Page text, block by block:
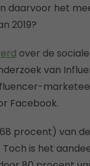
daarvoor het
2019?
over de sociale
van
Facebook.
procent) van de
is het